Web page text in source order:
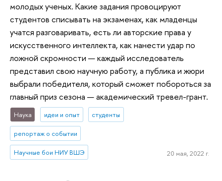
молодых ученых. Какие задания провоцируют
студентов списывать на экзаменах, как младенцы
учатся разговаривать, есть ли авторские права у
искусственного интеллекта, как нанести удар по
ложной скромности — каждый исследователь
представил свою научную работу, а публика и жюри
выбрали победителя, который сможет побороться за
главный приз сезона — академический тревел-грант.
Наука идеи и опыт студенты
репортаж о событии
Научные бои НИУ ВШЭ 20 мая, 2022 г.